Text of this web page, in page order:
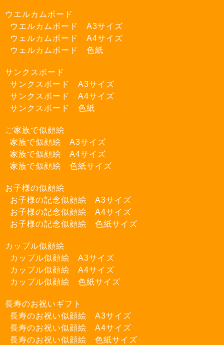
ウエルカムボード
ウエルカムボード A3サイズ
ウェルカムボード A4サイズ
ウェルカムボード 色紙
サンクスボード
サンクスボード A3サイズ
サンクスボード A4サイズ
サンクスボード 色紙
ご家族で似顔絵
家族で似顔絵 A3サイズ
家族で似顔絵 A4サイズ
家族で似顔絵 色紙サイズ
お子様の似顔絵
お子様の記念似顔絵 A3サイズ
お子様の記念似顔絵 A4サイズ
お子様の記念似顔絵 色紙サイズ
カップル似顔絵
カップル似顔絵 A3サイズ
カップル似顔絵 A4サイズ
カップル似顔絵 色紙サイズ
長寿のお祝いギフト
長寿のお祝い似顔絵 A3サイズ
長寿のお祝い似顔絵 A4サイズ
長寿のお祝い似顔絵 色紙サイズ